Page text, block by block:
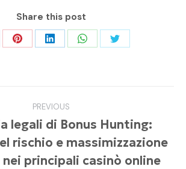
Share this post
Share Share Share Share
PREVIOUS
Previous
post:
legali di Bonus Hunting:
rischio e massimizzazione
nei principali casinò online